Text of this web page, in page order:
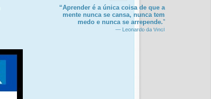
“Aprender é a única coisa de que a
mente nunca se cansa, nunca tem
medo e nunca se arrepende.”
— Leonardo da Vinci